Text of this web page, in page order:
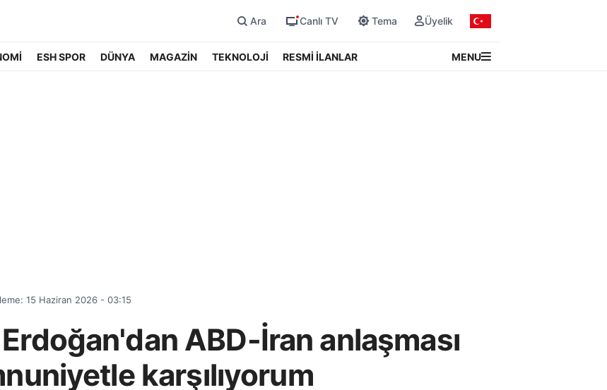
Ara Canlı TV Tema Üyelik
ESH SPOR DÜNYA MAGAZİN TEKNOLOJİ RESMİ İLANLAR MENU
15 Haziran 2026 - 03:15
ABD-İran anlaşması
karşılıyorum